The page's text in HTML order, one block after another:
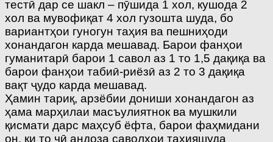
тестӣ дар се шакл – пӯшида 1 хол, кушода 2
хол ва мувофиқат 4 хол гузошта шуда, бо
вариантҳои гуногун таҳия ва пешниҳоди
хонандагон карда мешавад. Барои фанҳои
гуманитарӣ барои 1 савол аз 1 то 1,5 дақиқа ва
барои фанҳои табиӣ-риёзӣ аз 2 то 3 дақиқа
вақт ҷудо карда мешавад.
Ҳамин тариқ, арзёбии дониши хонандагон аз
ҳама марҳилаи масъулиятнок ва мушкили
қисмати дарс маҳсуб ёфта, барои фаҳмидани
он, ки то чӣ андоза саволҳои таҳияшуда